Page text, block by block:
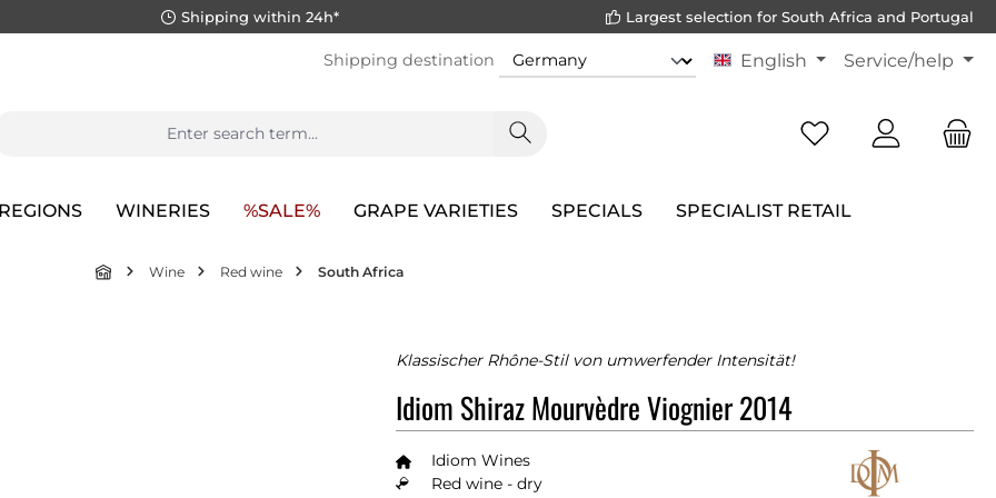
Shipping within 24h* Largest selection for South Africa and Portugal
Shipping destination English Service/help
WINERIES %SALE% GRAPE VARIETIES SPECIALS SPECIALIST RETAIL
Wine Red wine South Africa
Klassischer Rhône-Stil von umwerfender Intensität!
Idiom Shiraz Mourvèdre Viognier 2014
Idiom Wines
Red wine - dry